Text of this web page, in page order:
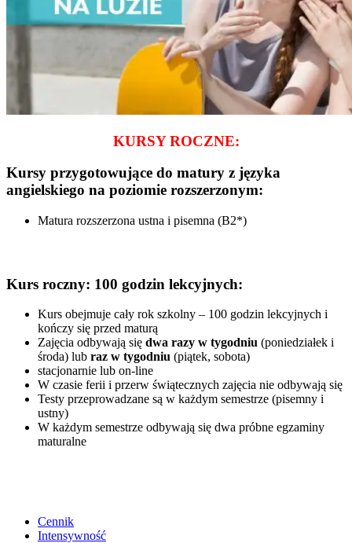
KURSY ROCZNE:
Kursy przygotowujące do matury z języka
angielskiego na poziomie rozszerzonym:
Matura rozszerzona ustna i pisemna (B2*)
Kurs roczny: 100 godzin lekcyjnych:
Kurs obejmuje cały rok szkolny – 100 godzin lekcyjnych i
kończy się przed maturą
Zajęcia odbywają się dwa razy w tygodniu (poniedziałek i
środa) lub raz w tygodniu (piątek, sobota)
stacjonarnie lub on-line
W czasie ferii i przerw świątecznych zajęcia nie odbywają się
Testy przeprowadzane są w każdym semestrze (pisemny i
ustny)
W każdym semestrze odbywają się dwa próbne egzaminy
maturalne
Cennik
Intensywność